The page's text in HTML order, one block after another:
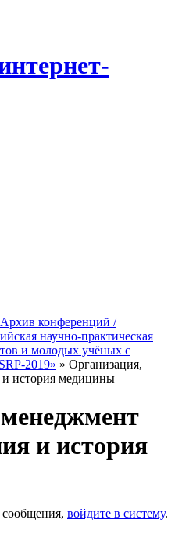
Архив конференций /
научно-практическая
и молодых учёных с
2019» » Организация,
и история медицины
и история
войдите в систему.